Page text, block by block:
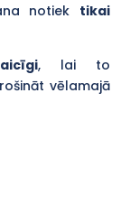
notiek tikai
, lai to
vēlamajā